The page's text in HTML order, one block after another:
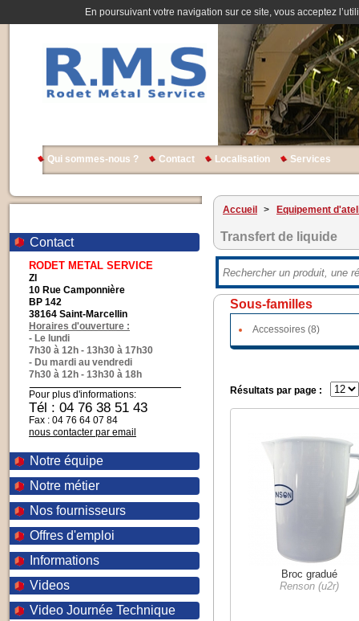
En poursuivant votre navigation sur ce site, vous acceptez
Qui sommes-nous ? Contact Localisation Services
Contact
RODET METAL SERVICE
ZI
10 Rue Camponnière
BP 142
38164 Saint-Marcellin
Horaires d'ouverture :
- Le lundi
7h30 à 12h - 13h30 à 17h30
- Du mardi au vendredi
7h30 à 12h - 13h30 à 18h
Pour plus d'informations:
Tél : 04 76 38 51 43
Fax : 04 76 64 07 84
nous contacter par email
Notre équipe
Notre métier
Nos fournisseurs
Offres d'emploi
Informations
Videos
Video Journée Technique
Accueil > Equipement
Transfert de liquide
Sous-familles
Accessoires (8)
Résultats par page :
Broc gradué
Renson (u2r)